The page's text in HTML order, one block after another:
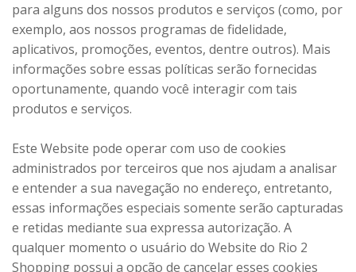
para alguns dos nossos produtos e serviços (como, por
exemplo, aos nossos programas de fidelidade,
aplicativos, promoções, eventos, dentre outros). Mais
informações sobre essas políticas serão fornecidas
oportunamente, quando você interagir com tais
produtos e serviços.
Este Website pode operar com uso de cookies
administrados por terceiros que nos ajudam a analisar
e entender a sua navegação no endereço, entretanto,
essas informações especiais somente serão capturadas
e retidas mediante sua expressa autorização. A
qualquer momento o usuário do Website do Rio 2
Shopping possui a opção de cancelar esses cookies